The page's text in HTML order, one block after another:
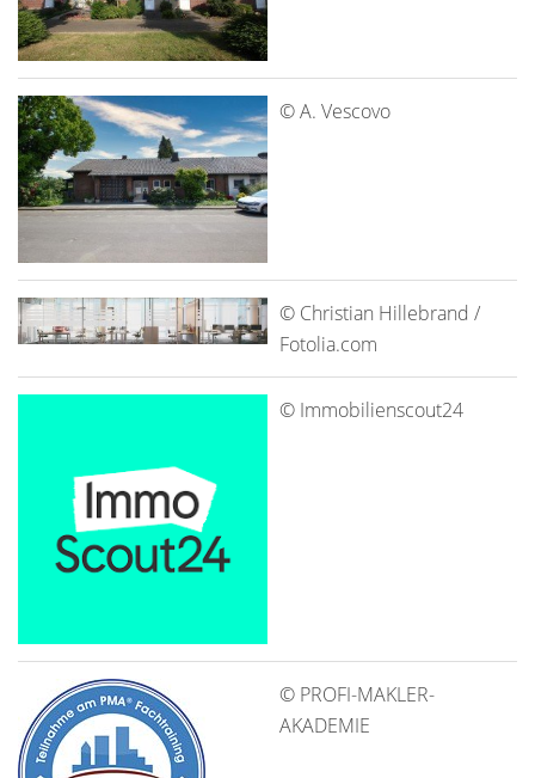
© A. Vescovo
© Christian Hillebrand /
Fotolia.com
© Immobilienscout24
© PROFI-MAKLER-
AKADEMIE